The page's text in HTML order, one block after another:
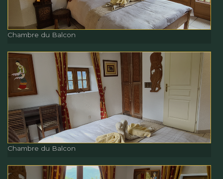
Chambre du Balcon
Chambre du Balcon
Chambre du Balcon